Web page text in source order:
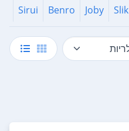
Slik
Joby
Benro
Sirui